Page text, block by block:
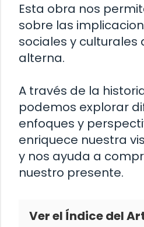
Esta obra nos
sobre las
sociales y culturales
alterna.
A través de la
podemos explorar
enfoques y
enriquece nuestra
y nos ayuda a
nuestro presente.
Ver el Índice del